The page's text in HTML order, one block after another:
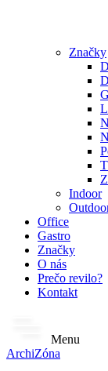
Značky
Indoor
Office
Gastro
Značky
O nás
Prečo revilo?
Kontakt
Menu
ArchiZóna